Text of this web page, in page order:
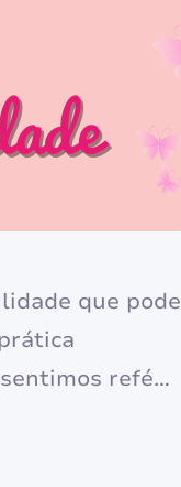
que pode
reféns